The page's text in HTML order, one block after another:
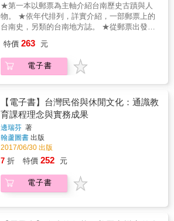
★第一本以郵票為主軸介紹台南歷史古蹟與人
物。 ★依年代排列，詳實介紹，一部郵票上的
台南史，另類的台南地方誌。 ★從郵票出發，
書。 郵票是文物，它負載著社會資訊， 它的圖
案、名稱，都反映其時代背景。 郵票是一種具
有紀念性的物品， 郵票上的圖片，可能跟自己
著。 郵票，除了是人們寫信來往的必需品之
外，也深具其他意義。對某些人來說，郵票是
一種蒐集品，就像蒐集瓶蓋或模型等物品一
樣，是值得長期收藏，甚至可以開個展覽，與
他人分享的一件事情。 這本書所要講的，是關
於「台南」的各種郵票上的回憶。郵票上的大
天后宮與孔廟，抑或有名的地景，如安平古堡
跟赤崁樓；還有開放給民眾蓋章紀念的郵戳，
上頭有在台南貢獻殊偉的馬雅各與巴克禮。&
這些人物與建築，不因時間流逝，一直存在於
歷史文獻，或消失在我們的生活之中，而是成
特價 263 元
電子書
【電子書】台灣民俗與休閒文化：通識教
育課程理念與實務成果
邊瑞芬 著
翰蘆圖書 出版
2017/06/30 出版
7 折 特價 252 元
電子書